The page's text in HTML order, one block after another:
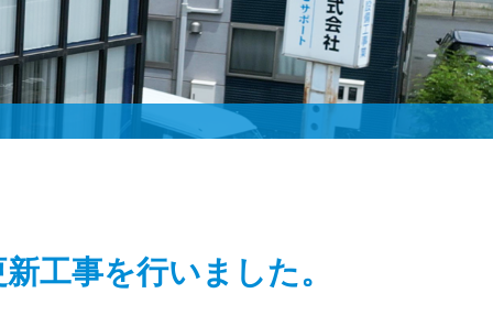
工事を行いました。